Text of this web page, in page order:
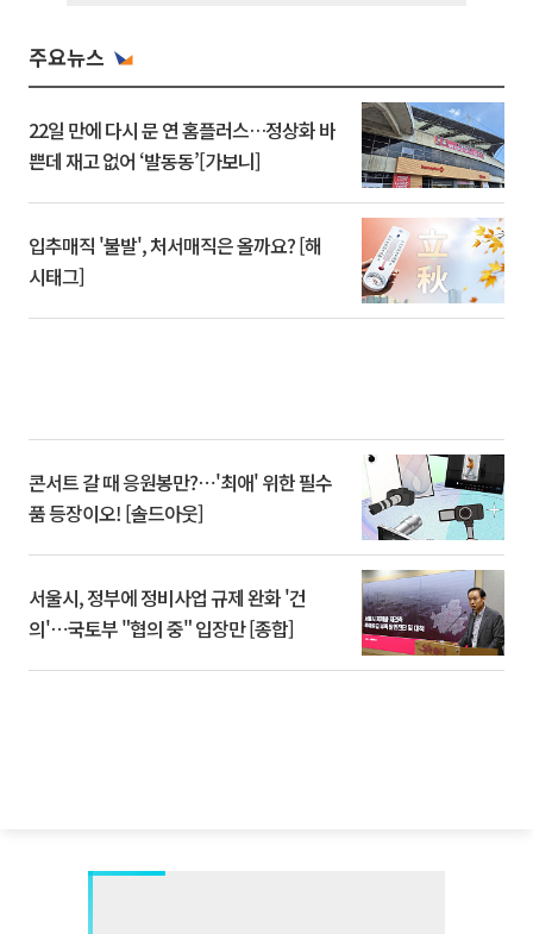
주요뉴스
22일 만에 다시 문 연 홈플러스…정상화 바
쁜데 재고 없어 ‘발동동’[가보니]
입추매직 '불발', 처서매직은 올까요? [해
시태그]
콘서트 갈 때 응원봉만?⋯'최애' 위한 필수
품 등장이오! [솔드아웃]
서울시, 정부에 정비사업 규제 완화 '건
의'⋯국토부 "협의 중" 입장만 [종합]